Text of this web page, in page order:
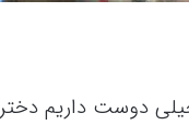
دوست داریم دختر